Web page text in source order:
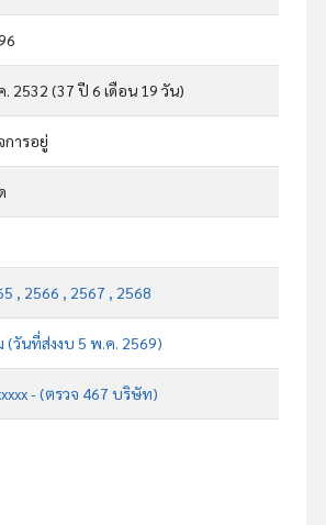
. 2532 (37 ปี 6 เดือน 19 วัน)
การอยู่
, 2566 , 2567 , 2568
(วันที่ส่งงบ 5 พ.ค. 2569)
- (ตรวจ 467 บริษัท)